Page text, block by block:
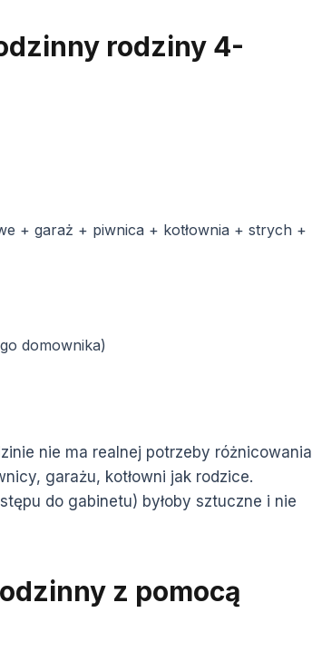
rodziny 4-
+ garaż + piwnica + kotłownia + strych +
domownika)
nie ma realnej potrzeby różnicowania
garażu, kotłowni jak rodzice.
do gabinetu) byłoby sztuczne i nie
z pomocą